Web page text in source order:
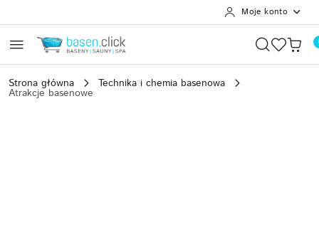
Moje konto
Strona główna Technika i chemia basenowa
Atrakcje basenowe